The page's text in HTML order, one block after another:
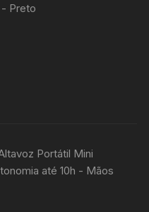
Preto
Portátil Mini
até 10h - Mãos